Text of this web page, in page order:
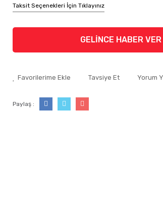
Taksit Seçenekleri İçin Tıklayınız
GELİNCE HABER VER
Tavsiye Et Yorum
Paylaş :